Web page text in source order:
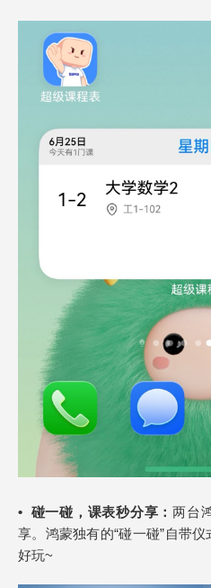
• 碰一碰，课表秒分享：两台
享。鸿蒙独有的“碰一碰”自带
好玩~